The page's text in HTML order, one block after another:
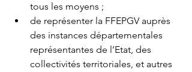
tous les moyens ;
de représenter la FFEPGV auprès
des instances départementales
représentantes de l’Etat, des
collectivités territoriales, et autres